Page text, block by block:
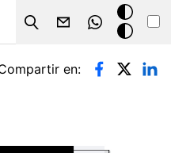
Search
Modo
oscuro
en: